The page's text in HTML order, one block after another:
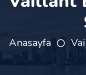
Anasayfa